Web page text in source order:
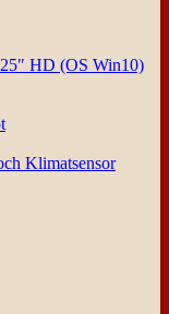
HD (OS Win10)
Klimatsensor